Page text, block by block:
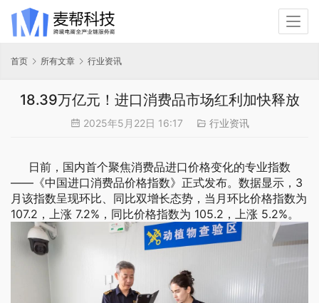
首页 所有文章 行业资讯
18.39万亿元！进口消费品市场红利加快释放
2025年5月22日 16:17 行业资讯
日前，国内首个聚焦消费品进口价格变化的专业指数
——《中国进口消费品价格指数》正式发布。数据显示，3
月该指数呈现环比、同比双增长态势，当月环比价格指数为
107.2，上涨 7.2%，同比价格指数为 105.2，上涨 5.2%。